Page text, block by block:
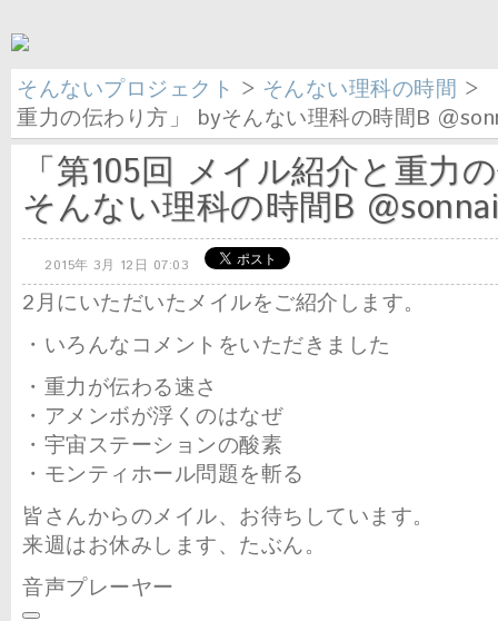
そんないプロジェクト > そんない理科の時間 >
重力の伝わり方」 byそんない理科の時間B
「第105回 メイル紹介と重力
そんない理科の時間B
2015年 3月 12日 07:03
2月にいただいたメイルをご紹介します。
・いろんなコメントをいただきました
・重力が伝わる速さ
・アメンボが浮くのはなぜ
・宇宙ステーションの酸素
・モンティホール問題を斬る
皆さんからのメイル、お待ちしています。
来週はお休みします、たぶん。
音声プレーヤー